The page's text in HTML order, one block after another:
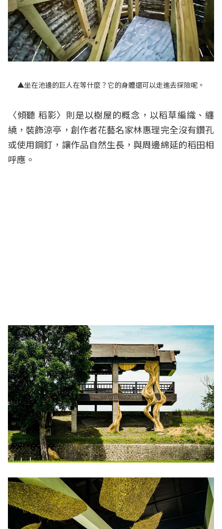
▲坐在池邊的巨人在等什麼？它的身體還可以走進去探險呢。
〈傾聽 稻影〉則是以樹屋的概念，以稻草編織、纏
繞，裝飾涼亭，創作者花藝名家林惠理完全沒有鑽孔
或使用鋼釘，讓作品自然生長，與周邊綿延的稻田相
呼應。